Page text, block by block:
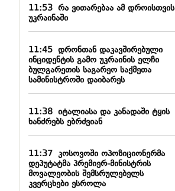
11:53რა ვითარებაა ამ დროისთვის
უკრაინაში
11:45დრონთან დაკავშირებული
ინციდენტის გამო უკრაინის ელჩი
ბულგარეთის საგარეო საქმეთა
სამინისტროში დაიბარეს
11:38იტალიასა და კანადაში ტყის
ხანძრებს ებრძვიან
11:37კოსოვოში ოპოზიციონერმა
დეპუტატმა პრემიერ-მინისტრის
მოვალეობის შემსრულებელს
კვერცხები ესროლა